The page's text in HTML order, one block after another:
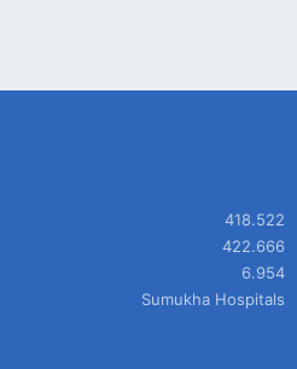
418.522
422.666
6.954
Sumukha Hospitals